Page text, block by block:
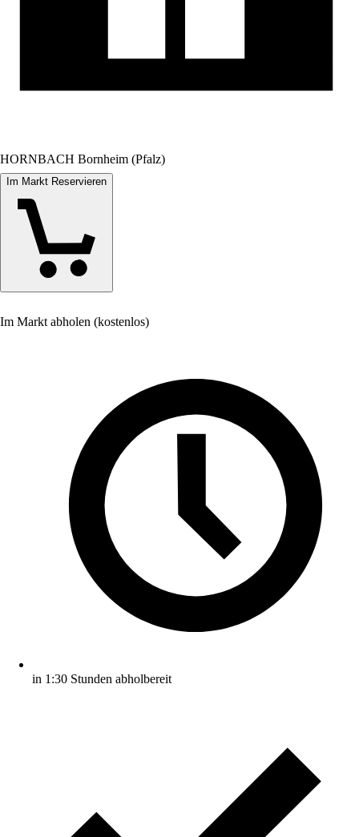
HORNBACH Bornheim (Pfalz)
Im Markt Reservieren
Im Markt abholen (kostenlos)
in 1:30 Stunden abholbereit